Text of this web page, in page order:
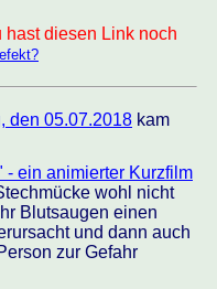
hast diesen Link noch
den 05.07.2018 kam
- ein animierter Kurzfilm
wohl nicht
Blutsaugen einen
und dann auch
zur Gefahr